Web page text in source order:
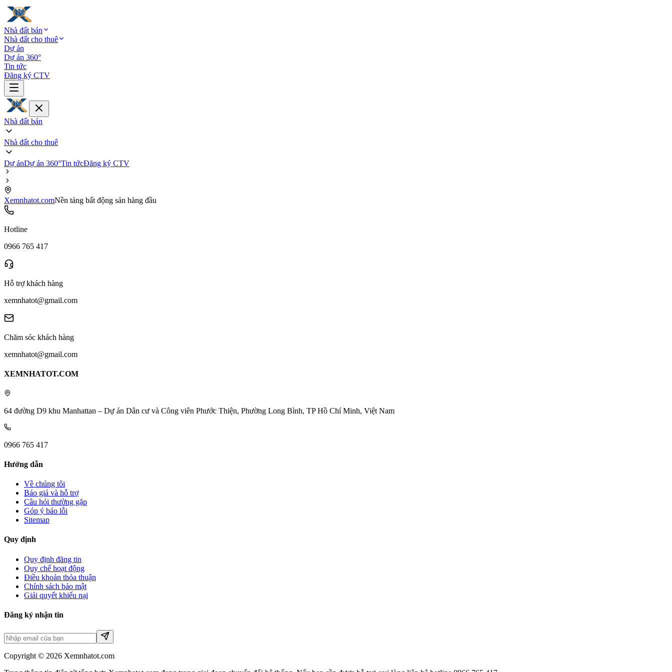
Nhà đất bán
Nhà đất cho thuê
Dự án
Dự án 360°
Tin tức
Đăng ký CTV
Nhà đất bán
Nhà đất cho thuê
Dự ánDự án 360°Tin tứcĐăng ký CTV
Xemnhatot.comNền tảng bất động sản hàng đầu
Hotline
0966 765 417
Hỗ trợ khách hàng
xemnhatot@gmail.com
Chăm sóc khách hàng
xemnhatot@gmail.com
XEMNHATOT.COM
64 đường D9 khu Manhattan – Dự án Dân cư và Công viên Phước Thiện, Phường Long Bình, TP Hồ Chí Minh, Việt Nam
0966 765 417
Hướng dẫn
Về chúng tôi
Báo giá và hỗ trợ
Câu hỏi thường gặp
Góp ý báo lỗi
Sitemap
Quy định
Quy định đăng tin
Quy chế hoạt động
Điều khoản thỏa thuận
Chính sách bảo mật
Giải quyết khiếu nại
Đăng ký nhận tin
Copyright © 2026 Xemnhatot.com